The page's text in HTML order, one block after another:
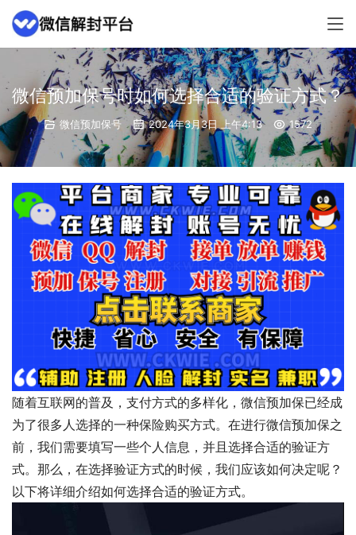
微信预加保号时如何选择合适的验证方式？
微信预加保号 2024年3月3日 上午4:13 1572
随着互联网的普及，支付方式的多样化，微信预加保已经成
为了很多人选择的一种保险购买方式。在进行微信预加保之
前，我们需要填写一些个人信息，并且选择合适的验证方
式。那么，在选择验证方式的时候，我们应该如何决定呢？
以下将详细介绍如何选择合适的验证方式。